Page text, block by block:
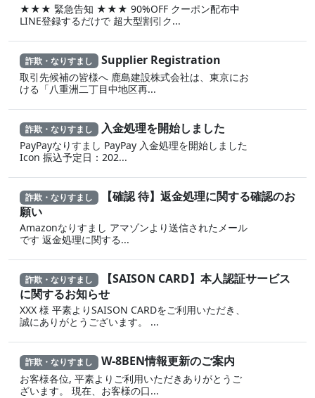
★★★ 緊急告知 ★★★ 90%OFF クーポン配布中
LINE登録するだけで 超大型割引ク...
詐欺・なりすまし Supplier Registration
取引先候補の皆様へ 鹿島建設株式会社は、東京にお
ける「八重洲二丁目中地区再...
詐欺・なりすまし 入金処理を開始しました
PayPayなりすまし PayPay 入金処理を開始しました
Icon 振込予定日：202...
詐欺・なりすまし 【確認 待】返金処理に‍関する確認のお
願い
Amazonなりすまし ア‍マゾ‍ンより送信されたメール
です 返金‌処 理に 関する...
詐欺・なりすまし 【SAISON CARD】本人認証サービス
に関するお知らせ
XXX 様 平素よりSAISON CARDをご利用いただき、
誠にありがとうございます。 ...
詐欺・なりすまし W-8BEN情報更新のご案内
お客様各位, 平素よりご利用いただきありがとうご
ざいます。 現在、お客様の口...